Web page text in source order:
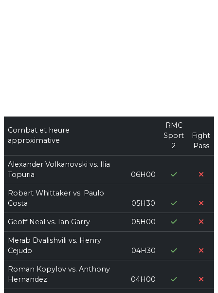
Combat et heure
approximative
RMC
Sport
2
Fight
Pass
Alexander Volkanovski vs. Ilia
Topuria
06H00
Robert Whittaker vs. Paulo
Costa
05H30
Geoff Neal vs. Ian Garry 05H00
Merab Dvalishvili vs. Henry
Cejudo
04H30
Roman Kopylov vs. Anthony
Hernandez
04H00